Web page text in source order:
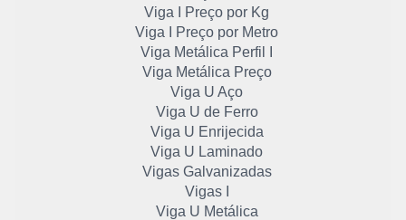
Viga I Preço por Kg
Viga I Preço por Metro
Viga Metálica Perfil I
Viga Metálica Preço
Viga U Aço
Viga U de Ferro
Viga U Enrijecida
Viga U Laminado
Vigas Galvanizadas
Vigas I
Viga U Metálica